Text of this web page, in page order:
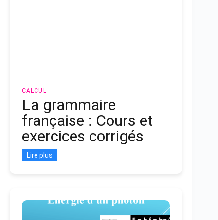
CALCUL
La grammaire
française : Cours et
exercices corrigés
Lire plus